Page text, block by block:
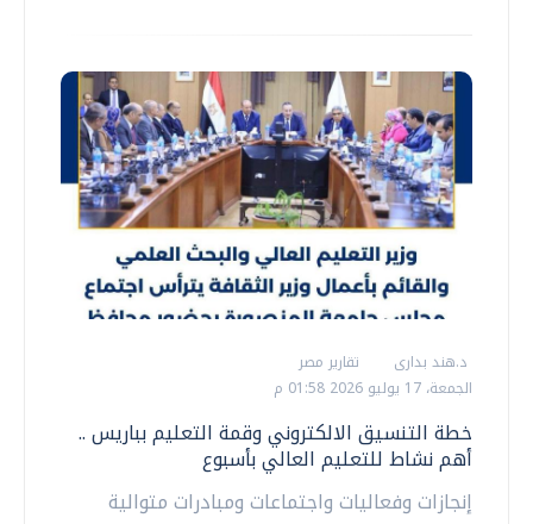
د.هند بدارى
تقارير مصر
الجمعة، 17 يوليو 2026 01:58 م
خطة التنسيق الالكتروني وقمة التعليم بباريس ..
أهم نشاط للتعليم العالي بأسبوع
إنجازات وفعاليات واجتماعات ومبادرات متوالية